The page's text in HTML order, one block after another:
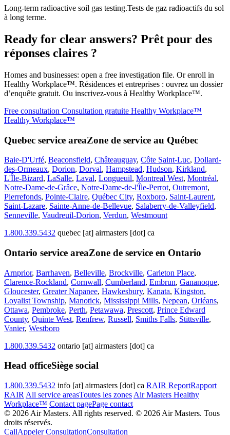
Long-term radioactive soil gas testing.Tests de gaz radioactifs du sol
à long terme.
Ready for clear answers? Prêt pour des
réponses claires ?
Homes and businesses: open a free investigation file. Or enroll in
Healthy Workplace™. Résidences et entreprises : ouvrez un dossier
d’enquête gratuit. Ou inscrivez-vous à Healthy Workplace™.
Free consultation Consultation gratuite Healthy Workplace™
Healthy Workplace™
Quebec service areaZone de service au Québec
Baie-D'Urfé, Beaconsfield, Châteauguay, Côte Saint-Luc, Dollard-
des-Ormeaux, Dorion, Dorval, Hampstead, Hudson, Kirkland,
L'Île-Bizard, LaSalle, Laval, Longueuil, Montreal West, Montréal,
Notre-Dame-de-Grâce, Notre-Dame-de-l'Île-Perrot, Outremont,
Pierrefonds, Pointe-Claire, Québec City, Roxboro, Saint-Laurent,
Saint-Lazare, Sainte-Anne-de-Bellevue, Salaberry-de-Valleyfield,
Senneville, Vaudreuil-Dorion, Verdun, Westmount
1.800.339.5432 quebec [at] airmasters [dot] ca
Ontario service areaZone de service en Ontario
Arnprior, Barrhaven, Belleville, Brockville, Carleton Place,
Clarence-Rockland, Cornwall, Cumberland, Embrun, Gananoque,
Gloucester, Greater Napanee, Hawkesbury, Kanata, Kingston,
Loyalist Township, Manotick, Mississippi Mills, Nepean, Orléans,
Ottawa, Pembroke, Perth, Petawawa, Prescott, Prince Edward
County, Quinte West, Renfrew, Russell, Smiths Falls, Stittsville,
Vanier, Westboro
1.800.339.5432 ontario [at] airmasters [dot] ca
Head officeSiège social
1.800.339.5432 info [at] airmasters [dot] ca RAIR ReportRapport
RAIR All service areasToutes les zones Air Masters Healthy
Workplace™ Contact pagePage contact
© 2026 Air Masters. All rights reserved. © 2026 Air Masters. Tous
droits réservés.
CallAppeler ConsultationConsultation